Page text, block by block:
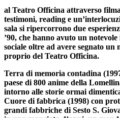
al Teatro Officina attraverso
testimoni, reading e
sala si ripercorrono due
’90, che hanno avuto un
sociale oltre ad avere segnato un
proprio del Teatro Officina.
Terra di memoria contadina
paese di 800 anime della
intorno alle storie ormai
Cuore di fabbrica (1998) con
grandi fabbriche di Sesto S.